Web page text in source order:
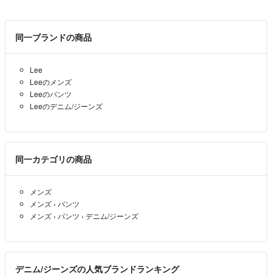
同一ブランドの商品
Lee
Leeのメンズ
Leeのパンツ
Leeのデニム/ジーンズ
同一カテゴリの商品
メンズ
メンズ › パンツ
メンズ › パンツ › デニム/ジーンズ
デニム/ジーンズの人気ブランドランキング